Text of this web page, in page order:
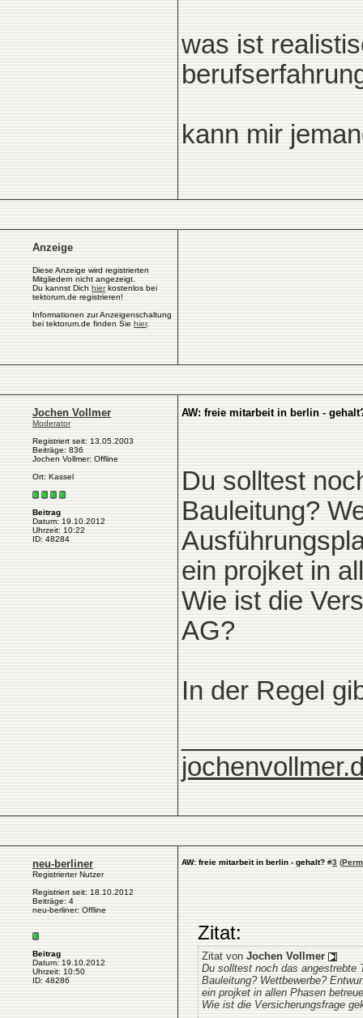
was ist
kann mir
Anzeige
Diese Anzeige wird registrierten
Mitgliedern nicht angezeigt.
Du kannst Dich hierkostenlos bei
tektorum.de registrieren!
Informationen zur Anzeigenschaltung
bei tektorum.de finden Sie hier.
Jochen Vollmer
Moderator
Registriert seit: 13.05.2003
Beiträge: 836
Jochen Vollmer: Offline
Ort: Kassel
Beitrag
Datum: 19.10.2012
Uhrzeit: 10:22
ID: 48284
AW: freie mitarbeit in berlin -
Du solltest
Bauleitung?
ein projket in
Wie ist die
AG?
In der Regel
neu-berliner
Registrierter Nutzer
Registriert seit: 18.10.2012
Beiträge: 4
neu-berliner: Offline
Beitrag
Datum: 19.10.2012
Uhrzeit: 10:50
ID: 48286
AW: freie mitarbeit in berlin - gehalt? #3 (
Zitat:
Zitat von Jochen Vollmer
Du solltest noch das angestrebte
Bauleitung? Wettbewerbe?
ein projket in allen Phasen
Wie ist die Versicherungsfrage